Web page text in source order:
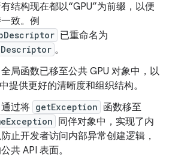
结构现在都以“GPU”为前缀，以便
致。例
已重命名为
。
局函数已移至公共 GPU 对象中，以
提供更好的清晰度和组织结构。
过将 getException 函数移至
同伴对象中，实现了内
止开发者访问内部异常创建逻辑，
共 API 表面。